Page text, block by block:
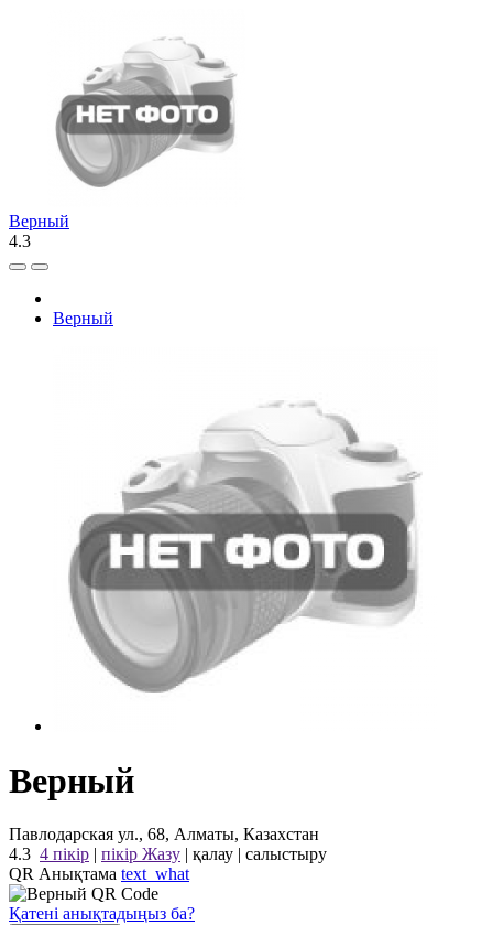
Верный
4.3
Верный
Верный
Павлодарская ул., 68, Алматы, Казахстан
4.3 4 пікір | пікір Жазу | қалау | салыстыру
QR Анықтама text_what
Қатені анықтадыңыз ба?